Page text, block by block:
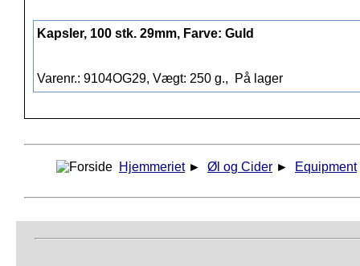
Kapsler, 100 stk. 29mm, Farve: Guld
Varenr.: 9104OG29, Vægt: 250 g., På lager
Hjemmeriet ► Øl og Cider ► Equipment